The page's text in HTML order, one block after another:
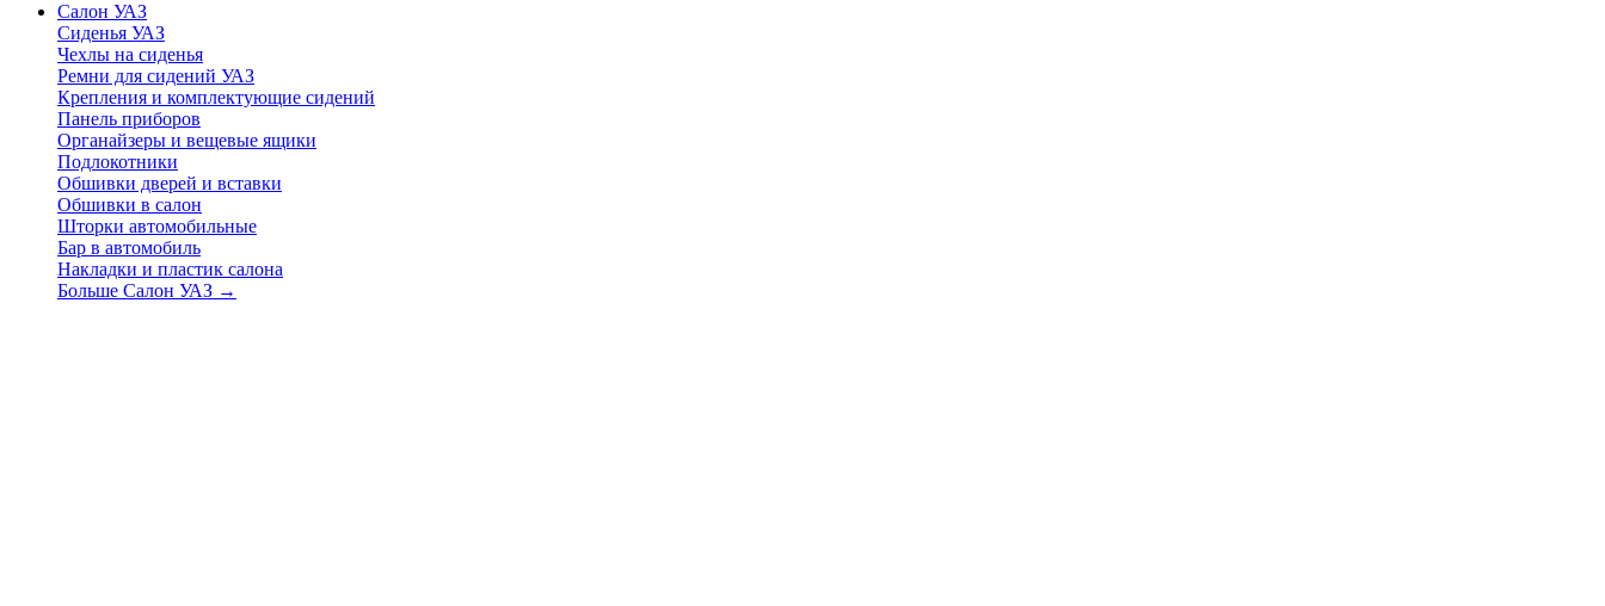
Салон УАЗ
Сиденья УАЗ
Чехлы на сиденья
Ремни для сидений УАЗ
Крепления и комплектующие сидений
Панель приборов
Органайзеры и вещевые ящики
Подлокотники
Обшивки дверей и вставки
Обшивки в салон
Шторки автомобильные
Бар в автомобиль
Накладки и пластик салона
Больше Салон УАЗ →